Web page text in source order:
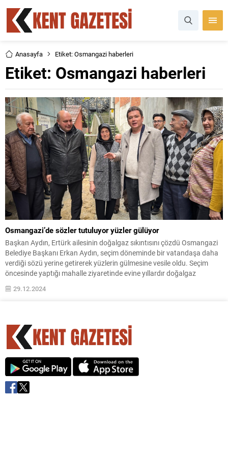
Anasayfa Etiket: Osmangazi haberleri
Etiket: Osmangazi haberleri
Osmangazi’de sözler tutuluyor yüzler gülüyor
Başkan Aydın, Ertürk ailesinin doğalgaz sıkıntısını çözdü Osmangazi
Belediye Başkanı Erkan Aydın, seçim döneminde bir vatandaşa daha
verdiği sözü yerine getirerek yüzlerin gülmesine vesile oldu. Seçim
öncesinde yaptığı mahalle ziyaretinde evine yıllardır doğalgaz
sıkıntısını gideren Başkan Aydın, evde doğalgaz yanmaya başladığı
29.12.2024